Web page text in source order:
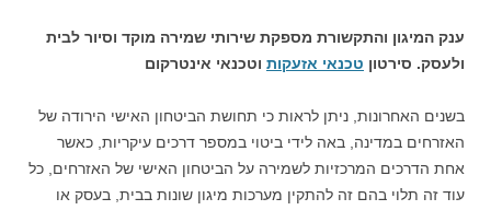
ענק המיגון והתקשורת מספקת שירותי שמירה מוקד וסיור לבית
ולעסק. סירטון טכנאי אזעקות וטכנאי אינטרקום
בשנים האחרונות, ניתן לראות כי תחושת הביטחון האישי הירודה של
האזרחים במדינה, באה לידי ביטוי במספר דרכים עיקריות, כאשר
אחת הדרכים המרכזיות לשמירה על הביטחון האישי של האזרחים, כל
עוד זה תלוי בהם זה להתקין מערכות מיגון שונות בבית, בעסק או